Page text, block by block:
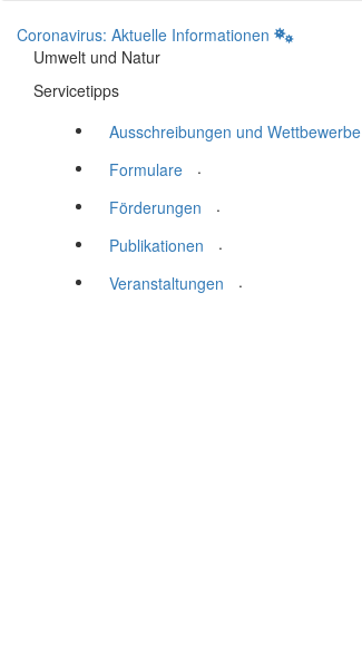
Coronavirus: Aktuelle Informationen
Umwelt und Natur
Servicetipps
Ausschreibungen und Wettbewerbe
Formulare
.
Förderungen
.
Publikationen
.
Veranstaltungen
.